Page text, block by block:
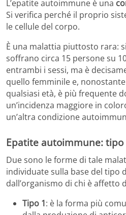
L’epatite autoimmune è una
Si verifica perché il proprio
le cellule del corpo.
È una malattia piuttosto rara:
soffrano circa 15 persone su
entrambi i sessi, ma è
quello femminile e,
qualsiasi età, è più frequente
un’incidenza maggiore in
un’altra condizione
Epatite autoimmune:
Due sono le forme di tale
individuate sulla base del tipo
dall’organismo di chi è affetto
Tipo 1: è la forma più